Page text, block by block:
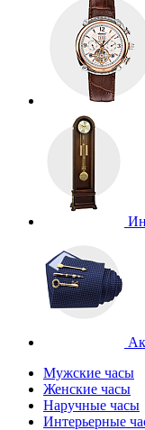
Мужские часы
Женские часы
Наручные часы
Интерьерные